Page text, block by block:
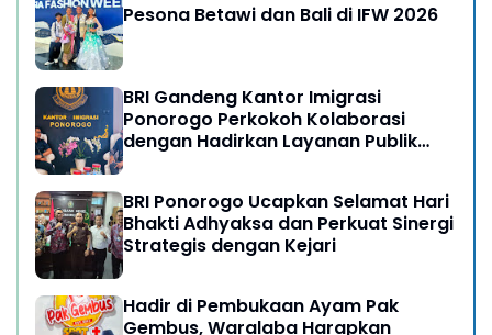
Pesona Betawi dan Bali di IFW 2026
BRI Gandeng Kantor Imigrasi
Ponorogo Perkokoh Kolaborasi
dengan Hadirkan Layanan Publik
BRI Ponorogo Ucapkan Selamat Hari
Bhakti Adhyaksa dan Perkuat Sinergi
Strategis dengan Kejari
Hadir di Pembukaan Ayam Pak
Gembus, Waralaba Harapkan